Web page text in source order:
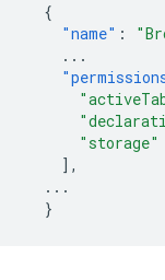
{
"name" :
...
"storage"
],
...
}